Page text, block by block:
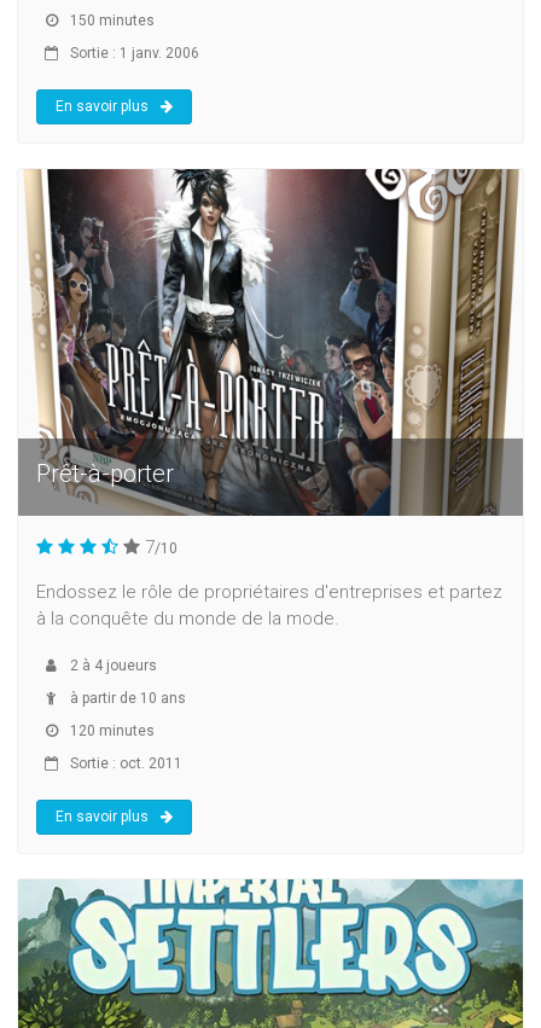
150 minutes
Sortie : 1 janv. 2006
En savoir plus
Prêt-à-porter
7/10
Endossez le rôle de propriétaires d'entreprises et partez
à la conquête du monde de la mode.
2 à 4 joueurs
à partir de 10 ans
120 minutes
Sortie : oct. 2011
En savoir plus